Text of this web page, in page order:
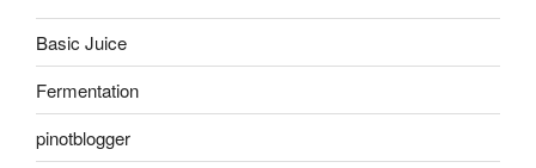
Basic Juice
Fermentation
pinotblogger